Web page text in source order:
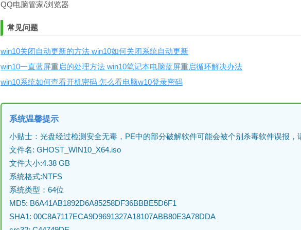
QQ电脑管家/浏览器
常见问题
win10关闭自动更新的方法 win10如何关闭系统自动更新
win10一直蓝屏重启的处理方法 win10笔记本电脑蓝屏重启循环解决办法
win10系统如何查看开机密码 怎么看电脑w10登录密码
系统温馨提示
小贴士：光盘经过检测安全无毒，PE中的部分破解软件可能会被个别杀毒软件误报，
文件名: GHOST_WIN10_X64.iso
文件大小:4.38 GB
系统格式:NTFS
系统类型：64位
MD5: B6A41AB1892D6A85258DF36BBBE5D6F1
SHA1: 00C8A7117ECA9D9691327A18107ABB80E3A78DDA